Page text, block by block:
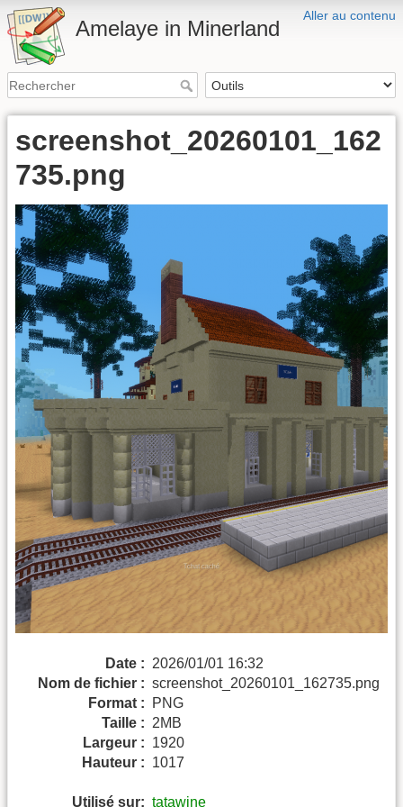
Aller au contenu
Amelaye in Minerland
screenshot_20260101_162
735.png
Date : 2026/01/01 16:32
Nom de fichier : screenshot_20260101_162735.png
Format :
PNG
Taille : 2MB
Largeur : 1920
Hauteur : 1017
Utilisé sur: tatawine